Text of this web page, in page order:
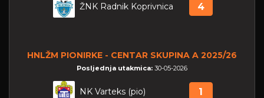
ŽNK Radnik Koprivnica 4
HNLŽM PIONIRKE - CENTAR SKUPINA A 2025/26
Posljednja utakmica: 30-05-2026
NK Varteks (pio) 1